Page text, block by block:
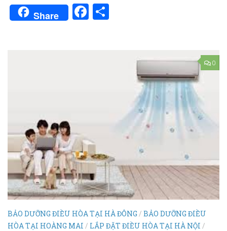
Share Facebook
0
BẢO DƯỠNG ĐIỀU HÒA TẠI HÀ ĐÔNG / BẢO DƯỠNG ĐIỀU
HÒA TẠI HOÀNG MAI / LẮP ĐẶT ĐIỀU HÒA TẠI HÀ NỘI /